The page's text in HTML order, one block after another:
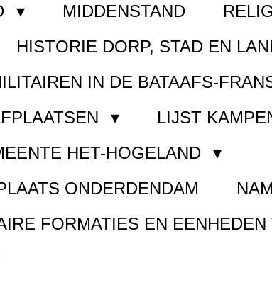
MIDDENSTAND
HISTORIE DORP, STAD EN
IN DE BATAAFS-
LIJST
HET-HOGELAND
ONDERDENDAM
FORMATIES EN